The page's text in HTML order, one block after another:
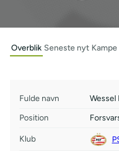
Overblik Seneste nyt
Fulde navn
Wessel
Position
Klub